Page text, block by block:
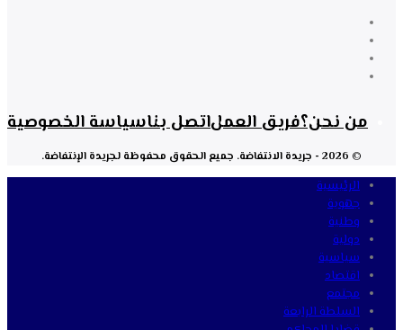
من نحن؟فريق العملاتصل بناسياسة الخصوصية
© 2026 - جريدة الانتفاضة. جميع الحقوق محفوظة لجريدة الإنتفاضة.
الرئيسية
جهوية
وطنية
دولية
سياسية
اقتصاد
مجتمع
السلطة الرابعة